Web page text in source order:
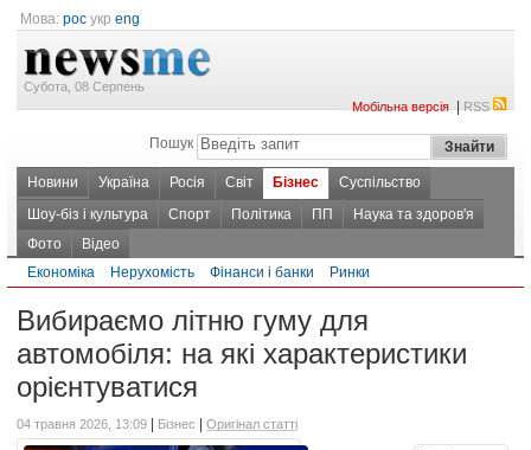
Мова: рос укр eng
Субота, 08 Серпень
Мобільна версія|RSS
Пошук
Новини Україна Росія Світ Бізнес
Суспільство
Шоу-біз і культура
Спорт Політика ПП
Наука та здоров'я
Фото
Відео
Економіка
Нерухомість Фінанси і банки Ринки
Вибираємо літню гуму для
автомобіля: на які характеристики
орієнтуватися
04 травня 2026, 13:09 Бізнес Оригінал статті